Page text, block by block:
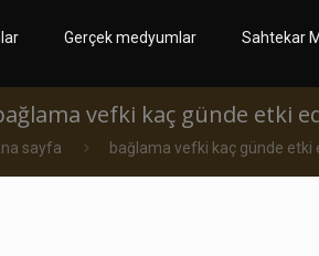
Gerçek medyumlar Sahtekar
vefki kaç günde etki
sayfa bağlama vefki kaç günde etki